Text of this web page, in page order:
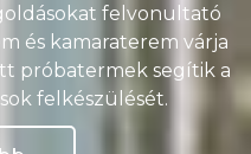
felvonultató
és kamaraterem várja
próbatermek segítik a
felkészülését.